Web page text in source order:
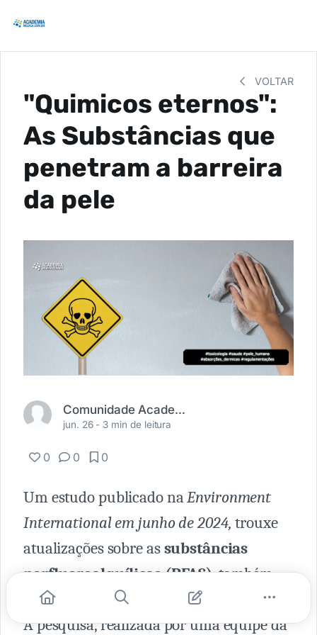
VOLTAR
"Quimicos eternos":
As Substâncias que
penetram a barreira
da pele
Comunidade Academia Médica
jun. 26 - 3 min de leitura
0 0 0
Um estudo publicado naEnvironment
International em junho de 2024, trouxe
atualizações sobre assubstâncias
perfluoroalquílicas (PFAS), também
conhecidas como
"químicos eternos".
A pesquisa, realizada por uma equipe da